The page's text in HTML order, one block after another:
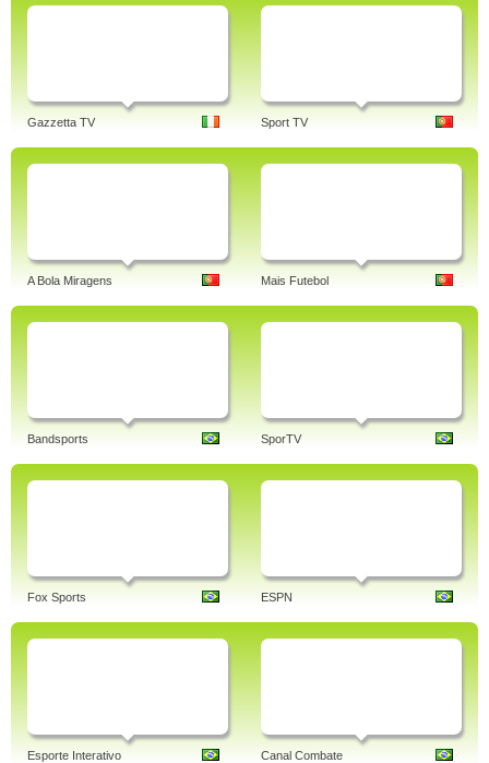
Gazzetta TV Sport TV
A Bola Miragens Mais Futebol
Bandsports SporTV
Fox Sports ESPN
Esporte Interativo Canal Combate